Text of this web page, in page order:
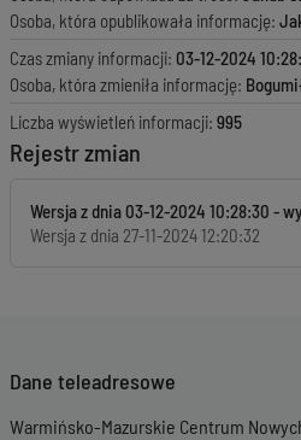
Osoba, która opublikowała informację:
Czas zmiany informacji: 03-12-2024
Osoba, która zmieniła informację:
Liczba wyświetleń informacji: 995
Rejestr zmian
Wersja z dnia 03-12-2024 10:28:30
Wersja z dnia 27-11-2024 12:20:32
Dane teleadresowe
Warmińsko-Mazurskie Centrum